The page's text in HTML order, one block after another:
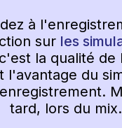
à
sur les
la qualité
l'avantage du
tard, lors du mix.